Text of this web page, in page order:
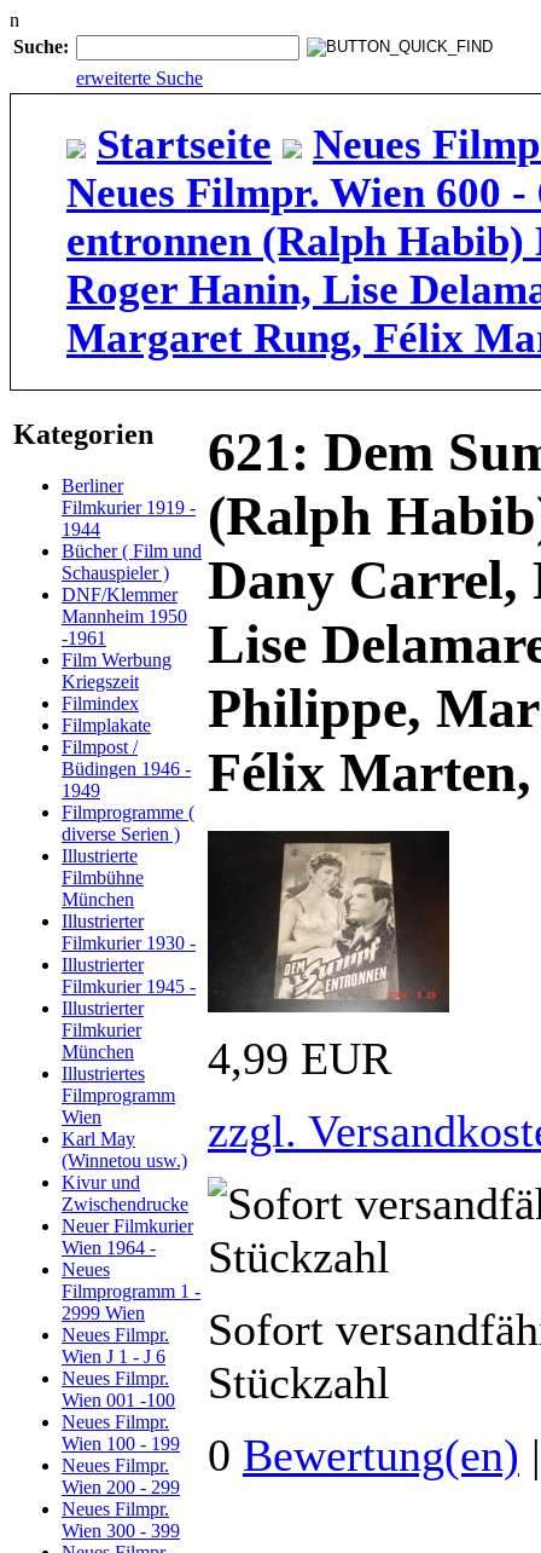
n
Suche:
erweiterte Suche
Startseite
Neues
Neues Filmpr. Wien 600 -
entronnen (Ralph
Roger Hanin, Lise
Margaret Rung, Félix
Kategorien
Berliner
Filmkurier 1919 -
1944
Bücher ( Film und
Schauspieler )
DNF/Klemmer
Mannheim 1950
-1961
Film Werbung
Kriegszeit
Filmindex
Filmplakate
Filmpost /
Büdingen 1946 -
1949
Filmprogramme (
diverse Serien )
Illustrierte
Filmbühne
München
Illustrierter
Filmkurier 1930 -
Illustrierter
Filmkurier 1945 -
Illustrierter
Filmkurier
München
Illustriertes
Filmprogramm
Wien
Karl May
(Winnetou usw.)
Kivur und
Zwischendrucke
Neuer Filmkurier
Wien 1964 -
Neues
Filmprogramm 1 -
2999 Wien
Neues Filmpr.
Wien J 1 - J 6
Neues Filmpr.
Wien 001 -100
Neues Filmpr.
Wien 100 - 199
Neues Filmpr.
Wien 200 - 299
Neues Filmpr.
Wien 300 - 399
621: Dem
(Ralph
Dany Carrel,
Lise
Philippe,
Félix
4,99 EUR
zzgl.
Sofort
Stückzahl
0 Bewertung(en)